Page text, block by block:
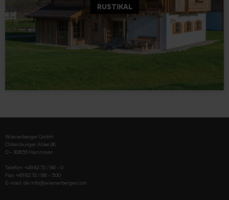
RUSTIKAL
Wienerberger GmbH
Oldenburger Allee 26
D - 30659 Hannover
Telefon: +49 82 72 / 86 - 0
Fax: +49 82 72 / 86 - 500
E-mail: de.info@wienerberger.com